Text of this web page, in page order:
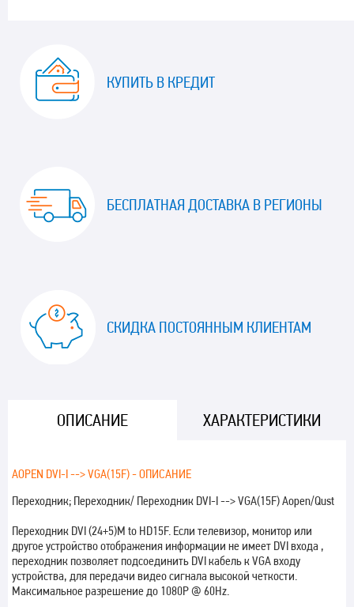
КУПИТЬ В КРЕДИТ
БЕСПЛАТНАЯ ДОСТАВКА В РЕГИОНЫ
СКИДКА ПОСТОЯННЫМ КЛИЕНТАМ
ОПИСАНИЕ ХАРАКТЕРИСТИКИ
AOPEN DVI-I --> VGA(15F) - ОПИСАНИЕ
Переходник; Переходник/ Переходник DVI-I --> VGA(15F) Aopen/Qust
Переходник DVI (24+5)M to HD15F. Если телевизор, монитор или
другое устройство отображения информации не имеет DVI входа ,
переходник позволяет подсоединить DVI кабель к VGA входу
устройства, для передачи видео сигнала высокой четкости.
Максимальное разрешение до 1080P @ 60Hz.